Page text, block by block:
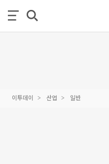
이투데이 산업 일반